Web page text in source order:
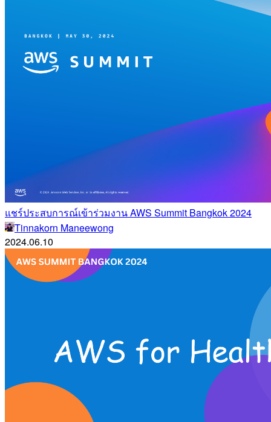
แชร์ประสบการณ์เข้าร่วมงาน AWS Summit Bangkok 2024
Tinnakorn Maneewong
2024.06.10